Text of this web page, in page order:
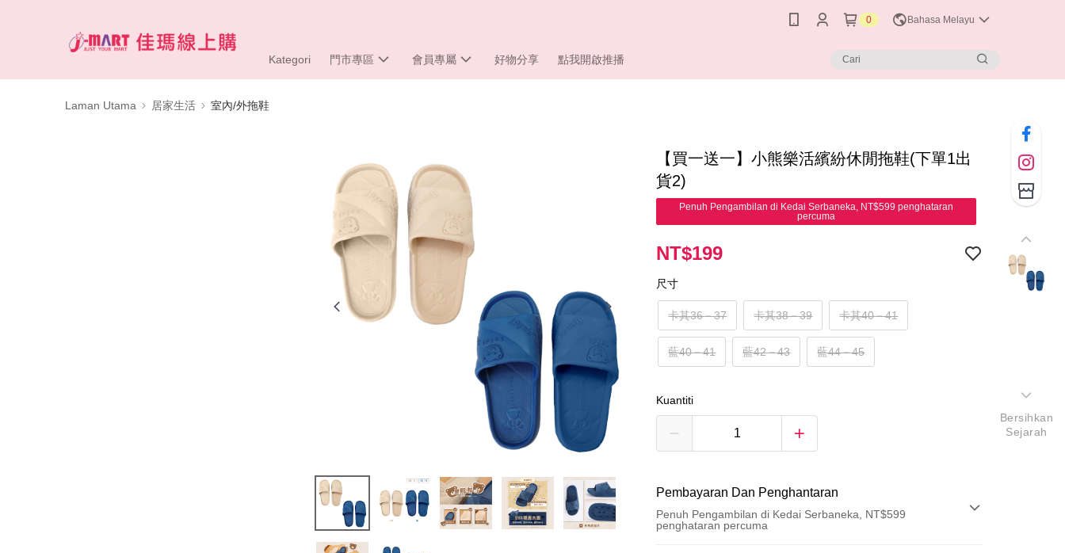
0 Bahasa Melayu
Kategori 門市專區 會員專屬 好物分享 點我開啟推播
Laman Utama 居家生活 室內/外拖鞋
【買一送一】小熊樂活繽紛休閒拖鞋(下單1出
貨2)
Penuh Pengambilan di Kedai Serbaneka, NT$599 penghataran
percuma
NT$199
尺寸
卡其36－37 卡其38－39 卡其40－41
藍40－41 藍42－43 藍44－45
Kuantiti
Pembayaran Dan Penghantaran
Penuh Pengambilan di Kedai Serbaneka, NT$599
penghataran percuma
Bersihkan
Sejarah